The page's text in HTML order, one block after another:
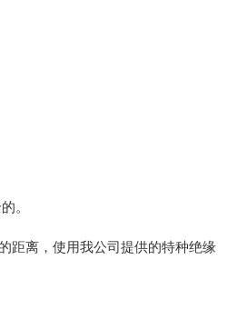
。
距离，使用我公司提供的特种绝缘